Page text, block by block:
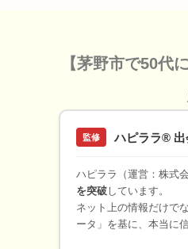
【茅野市で50代
監修 ハピララ® 出
ハピララ（運営：株式
を突破 しています。
ネット上の情報だけで
ータ」を基に、本当に